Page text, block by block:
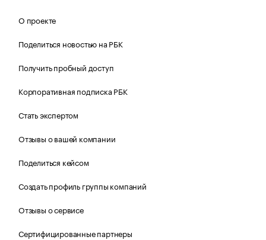
О проекте
Поделиться новостью на РБК
Получить пробный доступ
Корпоративная подписка РБК
Стать экспертом
Отзывы о вашей компании
Поделиться кейсом
Создать профиль группы компаний
Отзывы о сервисе
Сертифицированные партнеры